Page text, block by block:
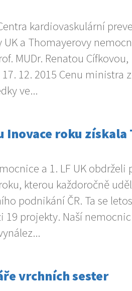
kardiovaskulární
UK a Thomayerovy
MUDr. Renatou Cífkovou,
17. 12. 2015 Cenu ministra
ve...
Inovace roku získala
a 1. LF UK obdrželi
kterou každoročně
podnikání ČR. Ta se letos
19 projekty. Naší
vrchních sester